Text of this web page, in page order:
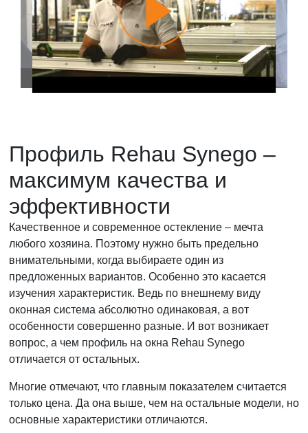
Профиль Rehau Synego –
максимум качества и
эффективности
Качественное и современное остекление – мечта
любого хозяина. Поэтому нужно быть предельно
внимательными, когда выбираете один из
предложенных вариантов. Особенно это касается
изучения характеристик. Ведь по внешнему виду
оконная система абсолютно одинаковая, а вот
особенности совершенно разные. И вот возникает
вопрос, а чем профиль на окна Rehau Synego
отличается от остальных.
Многие отмечают, что главным показателем считается
только цена. Да она выше, чем на остальные модели, но
основные характеристики отличаются.